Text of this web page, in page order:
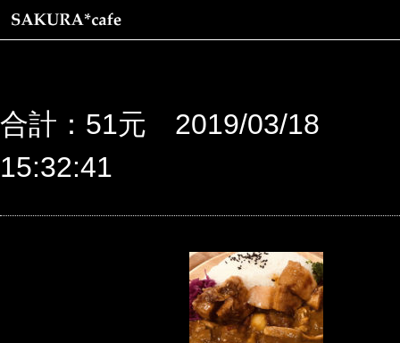
合計：51元 2019/03/18
15:32:41